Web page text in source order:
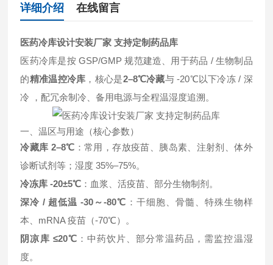
详细介绍 在线留言
医药冷库设计安装厂家 支持定制药品库
医药冷库是按 GSP/GMP 规范建造、用于药品 / 生物制品
的精准温控冷库 ，核心是2–8℃冷藏与 -20℃以下冷冻 / 深
冷 ，配冗余制冷、备用电源与全程温湿度追溯。
一、温区与用途（核心参数）
冷藏库 2–8℃ ：常用，存放疫苗、胰岛素、注射剂、体外
诊断试剂等；湿度 35%–75%。
冷冻库 -20±5℃ ：血浆、活疫苗、部分生物制剂。
深冷 / 超低温 -30～-80℃ ：干细胞、骨髓、特殊生物样
本、mRNA 疫苗（-70℃）。
阴凉库 ≤20℃ ：中药饮片、部分常温药品，需监控温湿
度。